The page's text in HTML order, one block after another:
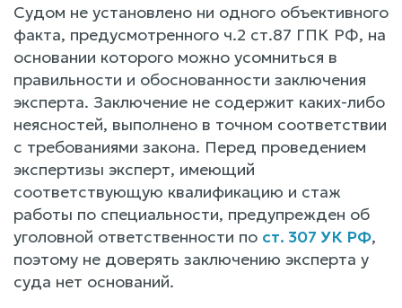
Судом не установлено ни одного объективного
факта, предусмотренного ч.2 ст.87 ГПК РФ, на
основании которого можно усомниться в
правильности и обоснованности заключения
эксперта. Заключение не содержит каких-либо
неясностей, выполнено в точном соответствии
с требованиями закона. Перед проведением
экспертизы эксперт, имеющий
соответствующую квалификацию и стаж
работы по специальности, предупрежден об
уголовной ответственности по ст. 307 УК РФ,
поэтому не доверять заключению эксперта у
суда нет оснований.